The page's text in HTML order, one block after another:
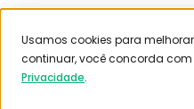
Usamos cookies para
continuar, você concorda
Privacidade.